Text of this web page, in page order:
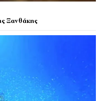
Ξανθάκης